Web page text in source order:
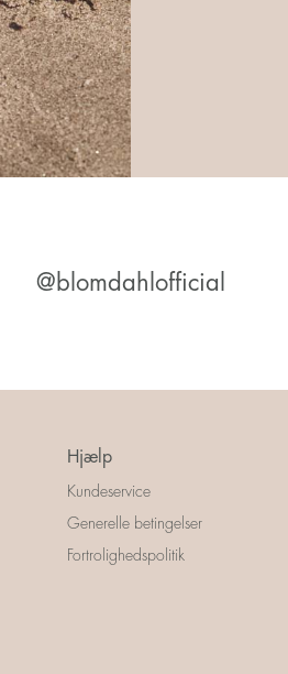
@blomdahlofficial
Hjælp
Kundeservice
Generelle betingelser
Fortrolighedspolitik